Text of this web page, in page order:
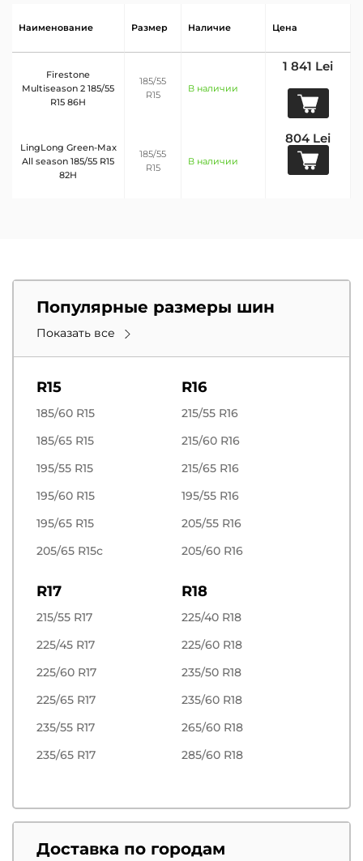
Наименование Размер Наличие Цена
Firestone
Multiseason 2 185/55
R15 86H
185/55
R15
В наличии
1 841 Lei
LingLong Green-Max
All season 185/55 R15
82H
185/55
R15
В наличии
804 Lei
Популярные размеры шин
Показать все
R15
185/60 R15
185/65 R15
195/55 R15
195/60 R15
195/65 R15
205/65 R15c
R16
215/55 R16
215/60 R16
215/65 R16
195/55 R16
205/55 R16
205/60 R16
R17
215/55 R17
225/45 R17
225/60 R17
225/65 R17
235/55 R17
235/65 R17
R18
225/40 R18
225/60 R18
235/50 R18
235/60 R18
265/60 R18
285/60 R18
Доставка по городам